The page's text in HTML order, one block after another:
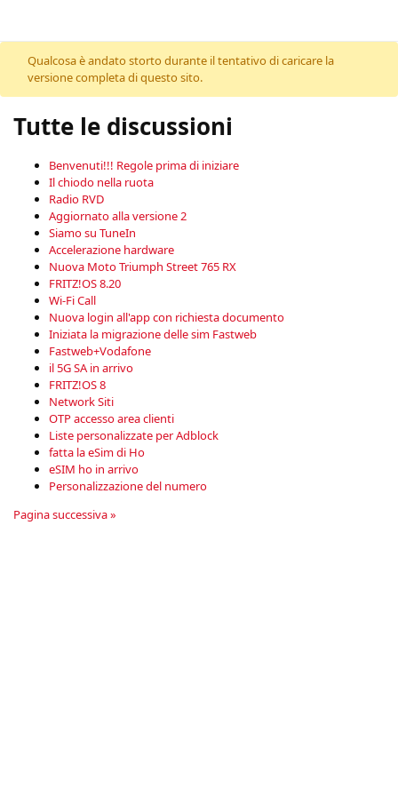
Skip to content
Qualcosa è andato storto durante il tentativo di caricare la
versione completa di questo sito.
Tutte le discussioni
Benvenuti!!! Regole prima di iniziare
Il chiodo nella ruota
Radio RVD
Aggiornato alla versione 2
Siamo su TuneIn
Accelerazione hardware
Nuova Moto Triumph Street 765 RX
FRITZ!OS 8.20
Wi-Fi Call
Nuova login all'app con richiesta documento
Iniziata la migrazione delle sim Fastweb
Fastweb+Vodafone
il 5G SA in arrivo
FRITZ!OS 8
Network Siti
OTP accesso area clienti
Liste personalizzate per Adblock
fatta la eSim di Ho
eSIM ho in arrivo
Personalizzazione del numero
Pagina successiva »